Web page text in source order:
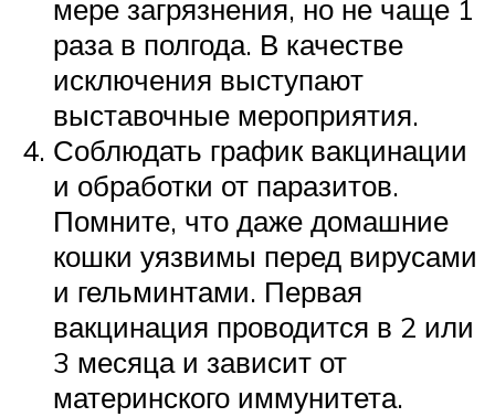
мере загрязнения, но не чаще 1
раза в полгода. В качестве
исключения выступают
выставочные мероприятия.
Соблюдать график вакцинации
и обработки от паразитов.
Помните, что даже домашние
кошки уязвимы перед вирусами
и гельминтами. Первая
вакцинация проводится в 2 или
3 месяца и зависит от
материнского иммунитета.